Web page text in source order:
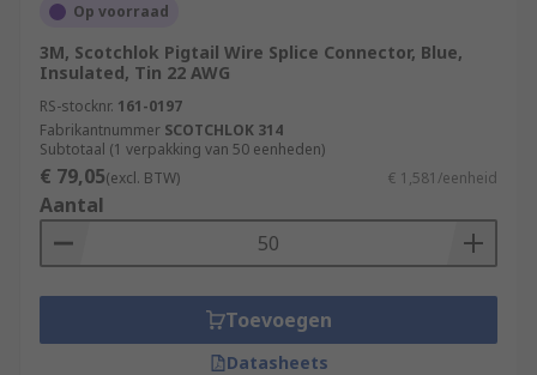
Op voorraad
3M, Scotchlok Pigtail Wire Splice Connector, Blue,
Insulated, Tin 22 AWG
RS-stocknr. 161-0197
Fabrikantnummer SCOTCHLOK 314
Subtotaal (1 verpakking van 50 eenheden)
€ 79,05(excl. BTW) € 1,581/eenheid
Aantal
Toevoegen
Datasheets